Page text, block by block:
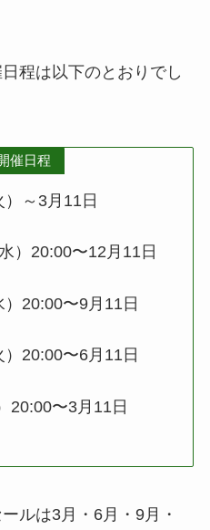
程は以下のとおりでし
催日程
～3月11日
）20:00〜12月11日
20:00〜9月11日
20:00〜6月11日
20:00〜3月11日
ルは3月・6月・9月・